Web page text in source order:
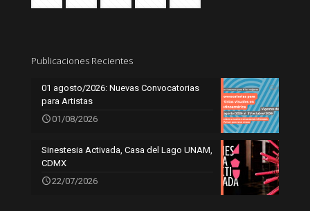
Publicaciones Recientes
01 agosto/2026: Nuevas Convocatorias
para Artistas
01/08/2026
Sinestesia Activada, Casa del Lago UNAM,
CDMX
22/07/2026